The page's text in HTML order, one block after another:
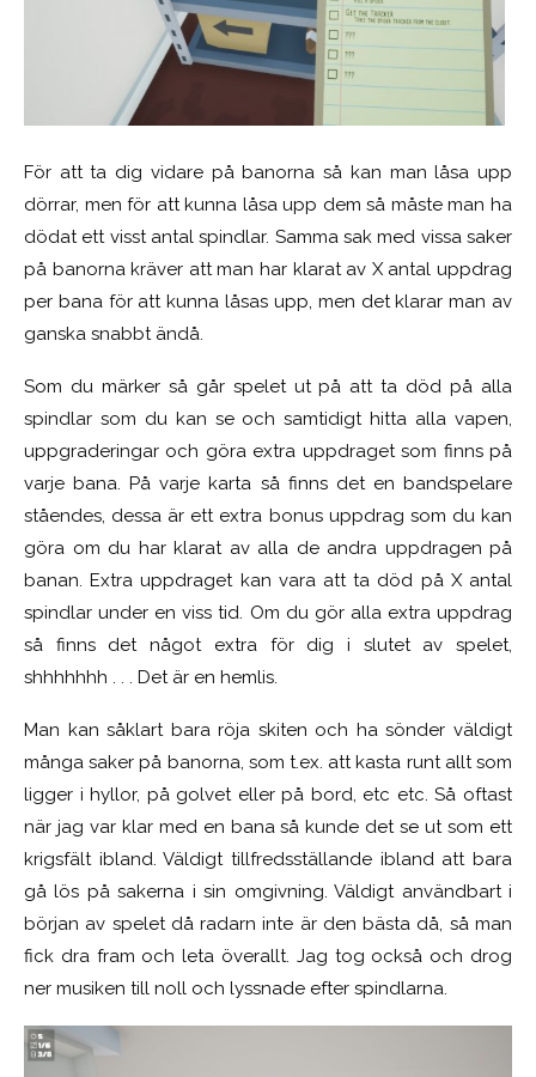
För att ta dig vidare på banorna så kan man låsa upp
dörrar, men för att kunna låsa upp dem så måste man ha
dödat ett visst antal spindlar. Samma sak med vissa saker
på banorna kräver att man har klarat av X antal uppdrag
per bana för att kunna låsas upp, men det klarar man av
ganska snabbt ändå.
Som du märker så går spelet ut på att ta död på alla
spindlar som du kan se och samtidigt hitta alla vapen,
uppgraderingar och göra extra uppdraget som finns på
varje bana. På varje karta så finns det en bandspelare
ståendes, dessa är ett extra bonus uppdrag som du kan
göra om du har klarat av alla de andra uppdragen på
banan. Extra uppdraget kan vara att ta död på X antal
spindlar under en viss tid. Om du gör alla extra uppdrag
så finns det något extra för dig i slutet av spelet,
shhhhhhh . . . Det är en hemlis.
Man kan såklart bara röja skiten och ha sönder väldigt
många saker på banorna, som t.ex. att kasta runt allt som
ligger i hyllor, på golvet eller på bord, etc etc. Så oftast
när jag var klar med en bana så kunde det se ut som ett
krigsfält ibland. Väldigt tillfredsställande ibland att bara
gå lös på sakerna i sin omgivning. Väldigt användbart i
början av spelet då radarn inte är den bästa då, så man
fick dra fram och leta överallt. Jag tog också och drog
ner musiken till noll och lyssnade efter spindlarna.